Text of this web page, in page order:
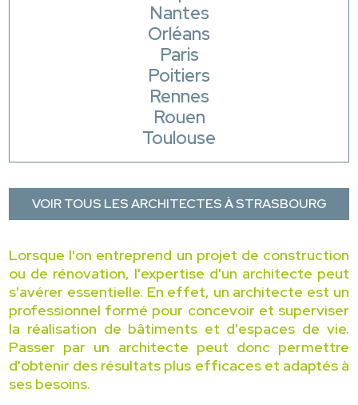
Nantes
Orléans
Paris
Poitiers
Rennes
Rouen
Toulouse
VOIR TOUS LES ARCHITECTES À STRASBOURG
Lorsque l'on entreprend un projet de construction
ou de rénovation, l'expertise d'un architecte peut
s'avérer essentielle. En effet, un architecte est un
professionnel formé pour concevoir et superviser
la réalisation de bâtiments et d'espaces de vie.
Passer par un architecte peut donc permettre
d'obtenir des résultats plus efficaces et adaptés à
ses besoins.